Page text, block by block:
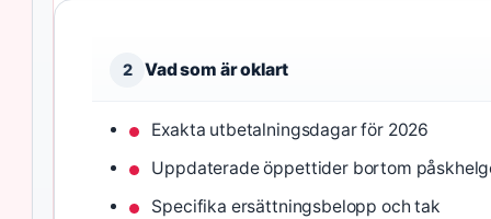
2 Vad som är oklart
Exakta utbetalningsdagar för 2026
Uppdaterade öppettider bortom
Specifika ersättningsbelopp och tak